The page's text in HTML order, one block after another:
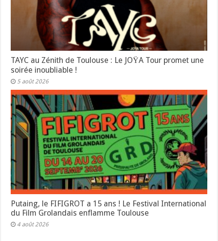
TAYC au Zénith de Toulouse : Le JOŸA Tour promet une
soirée inoubliable !
5 août 2026
Putaing, le FIFIGROT a 15 ans ! Le Festival International
du Film Grolandais enflamme Toulouse
4 août 2026